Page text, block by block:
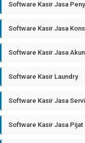
Software Kasir Jasa
Software Kasir Jasa
Software Kasir Jasa
Software Kasir Laundry
Software Kasir Jasa
Software Kasir Jasa